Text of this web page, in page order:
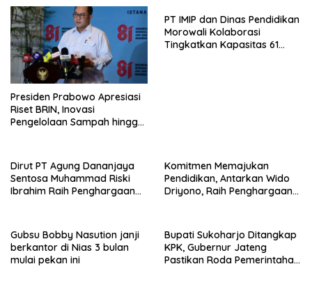
Presiden Prabowo Apresiasi
Riset BRIN, Inovasi
Pengelolaan Sampah hingga
PT IMIP dan Dinas Pendidikan
Morowali Kolaborasi
Tingkatkan Kapasitas 61
Dirut PT Agung Dananjaya
Sentosa Muhammad Riski
Ibrahim Raih Penghargaan
Komitmen Memajukan
Pendidikan, Antarkan Wido
Driyono, Raih Penghargaan
Gubsu Bobby Nasution janji
berkantor di Nias 3 bulan
mulai pekan ini
Bupati Sukoharjo Ditangkap
KPK, Gubernur Jateng
Pastikan Roda Pemerintahan